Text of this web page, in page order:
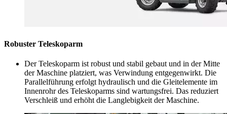
Robuster Teleskoparm
Der Teleskoparm ist robust und stabil gebaut und in der Mitte
der Maschine platziert, was Verwindung entgegenwirkt. Die
Parallelführung erfolgt hydraulisch und die Gleitelemente im
Innenrohr des Teleskoparms sind wartungsfrei. Das reduziert
Verschleiß und erhöht die Langlebigkeit der Maschine.